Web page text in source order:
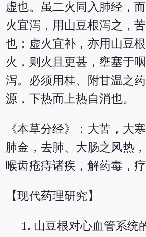
虚也。虽二火同入肺经，
火宜泻，用山豆根泻之，
也；虚火宜补，亦用山豆
火，则火且更甚，壅塞于
泻。必须用桂、附甘温之
源，下热而上热自消也。
《本草分经》：大苦，大
肺金，去肺、大肠之风热
喉齿疮痔诸疾，解药毒，疗
【现代药理研究】
山豆根对心血管系统